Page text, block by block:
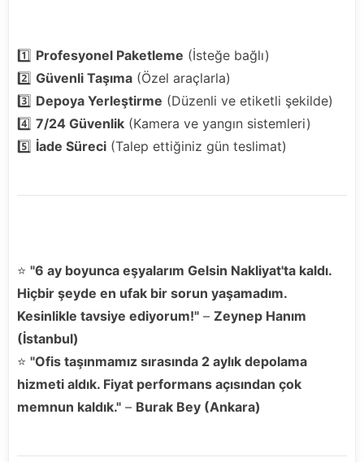
1️⃣ Profesyonel Paketleme (İsteğe bağlı)
2️⃣ Güvenli Taşıma (Özel araçlarla)
3️⃣ Depoya Yerleştirme (Düzenli ve etiketli şekilde)
4️⃣ 7/24 Güvenlik (Kamera ve yangın sistemleri)
5️⃣ İade Süreci (Talep ettiğiniz gün teslimat)
⭐ "6 ay boyunca eşyalarım Gelsin Nakliyat'ta kaldı.
Hiçbir şeyde en ufak bir sorun yaşamadım.
Kesinlikle tavsiye ediyorum!" – Zeynep Hanım
(İstanbul)
⭐ "Ofis taşınmamız sırasında 2 aylık depolama
hizmeti aldık. Fiyat performans açısından çok
memnun kaldık." – Burak Bey (Ankara)